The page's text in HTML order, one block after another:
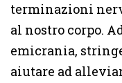
terminazioni
al nostro corpo.
emicrania,
aiutare ad